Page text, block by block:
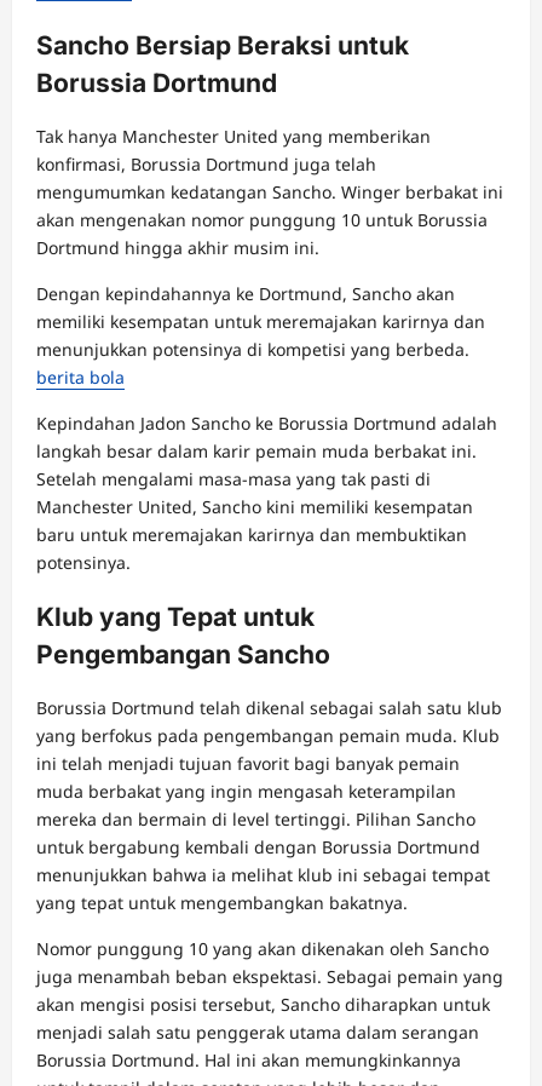
Sancho Bersiap Beraksi untuk
Borussia Dortmund
Tak hanya Manchester United yang memberikan
konfirmasi, Borussia Dortmund juga telah
mengumumkan kedatangan Sancho. Winger berbakat ini
akan mengenakan nomor punggung 10 untuk Borussia
Dortmund hingga akhir musim ini.
Dengan kepindahannya ke Dortmund, Sancho akan
memiliki kesempatan untuk meremajakan karirnya dan
menunjukkan potensinya di kompetisi yang berbeda.
berita bola
Kepindahan Jadon Sancho ke Borussia Dortmund adalah
langkah besar dalam karir pemain muda berbakat ini.
Setelah mengalami masa-masa yang tak pasti di
Manchester United, Sancho kini memiliki kesempatan
baru untuk meremajakan karirnya dan membuktikan
potensinya.
Klub yang Tepat untuk
Pengembangan Sancho
Borussia Dortmund telah dikenal sebagai salah satu klub
yang berfokus pada pengembangan pemain muda. Klub
ini telah menjadi tujuan favorit bagi banyak pemain
muda berbakat yang ingin mengasah keterampilan
mereka dan bermain di level tertinggi. Pilihan Sancho
untuk bergabung kembali dengan Borussia Dortmund
menunjukkan bahwa ia melihat klub ini sebagai tempat
yang tepat untuk mengembangkan bakatnya.
Nomor punggung 10 yang akan dikenakan oleh Sancho
juga menambah beban ekspektasi. Sebagai pemain yang
akan mengisi posisi tersebut, Sancho diharapkan untuk
menjadi salah satu penggerak utama dalam serangan
Borussia Dortmund. Hal ini akan memungkinkannya